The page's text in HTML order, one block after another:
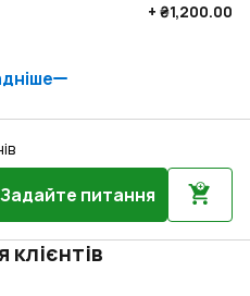
+ ₴1,200.00
Задайте питання
клієнтів